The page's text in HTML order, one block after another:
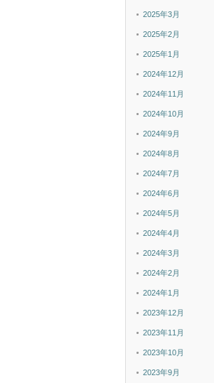
2025年3月
2025年2月
2025年1月
2024年12月
2024年11月
2024年10月
2024年9月
2024年8月
2024年7月
2024年6月
2024年5月
2024年4月
2024年3月
2024年2月
2024年1月
2023年12月
2023年11月
2023年10月
2023年9月